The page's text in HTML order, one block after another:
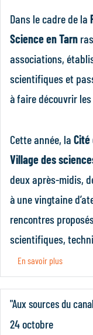
Dans le cadre de la
Science en Tarn
associations,
scientifiques et
à faire découvrir
Cette année, la Cité
Village des
deux après-midis,
à une vingtaine
rencontres
scientifiques,
En savoir plus
"Aux sources du
24 octobre